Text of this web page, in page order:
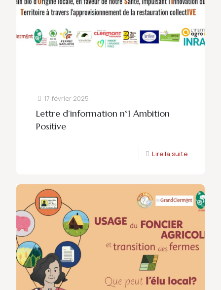
17 février 2025
Lettre d’information n°1 Ambition
Positive
Lire la suite